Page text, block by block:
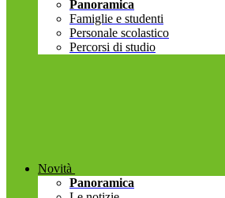
Panoramica
Famiglie e studenti
Personale scolastico
Percorsi di studio
Novità
Panoramica